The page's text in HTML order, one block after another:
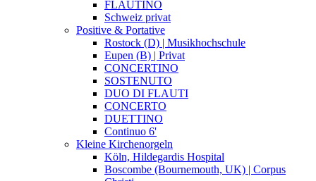
FLAUTINO
Schweiz privat
Positive & Portative
Rostock (D) | Musikhochschule
Eupen (B) | Privat
CONCERTINO
SOSTENUTO
DUO DI FLAUTI
CONCERTO
DUETTINO
Continuo 6'
Kleine Kirchenorgeln
Köln, Hildegardis Hospital
Boscombe (Bournemouth, UK) | Corpus